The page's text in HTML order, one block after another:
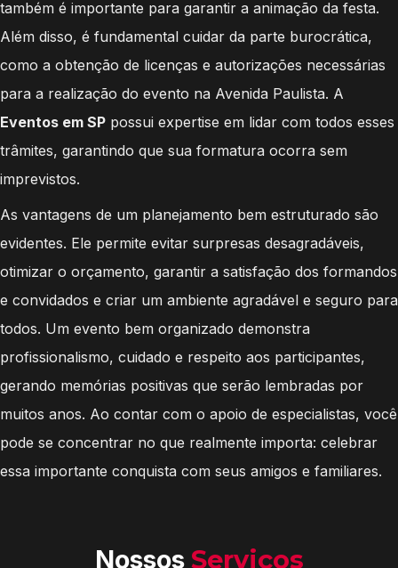
também é importante para garantir a animação da festa.
Além disso, é fundamental cuidar da parte burocrática,
como a obtenção de licenças e autorizações necessárias
para a realização do evento na Avenida Paulista. A
Eventos em SP possui expertise em lidar com todos esses
trâmites, garantindo que sua formatura ocorra sem
imprevistos.
As vantagens de um planejamento bem estruturado são
evidentes. Ele permite evitar surpresas desagradáveis,
otimizar o orçamento, garantir a satisfação dos formandos
e convidados e criar um ambiente agradável e seguro para
todos. Um evento bem organizado demonstra
profissionalismo, cuidado e respeito aos participantes,
gerando memórias positivas que serão lembradas por
muitos anos. Ao contar com o apoio de especialistas, você
pode se concentrar no que realmente importa: celebrar
essa importante conquista com seus amigos e familiares.
Nossos Serviços